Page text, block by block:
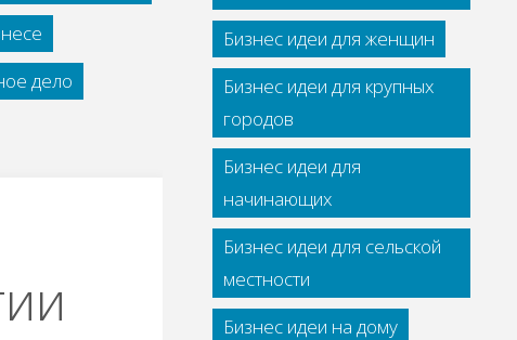
дело
Бизнес идеи для женщин
Бизнес идеи для крупных
городов
Бизнес идеи для
начинающих
Бизнес идеи для сельской
местности
Бизнес идеи на дому